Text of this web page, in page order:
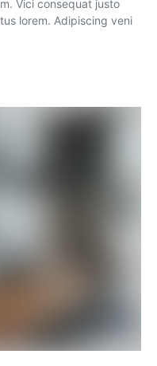
Vici consequat justo
lorem. Adipiscing veni